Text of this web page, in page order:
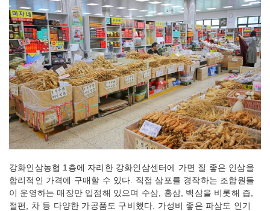
강화인삼농협 1층에 자리한 강화인삼센터에 가면 질 좋은 인삼을
합리적인 가격에 구매할 수 있다. 직접 삼포를 경작하는 조합원들
이 운영하는 매장만 입점해 있으며 수삼, 홍삼, 백삼을 비롯해 즙,
절편, 차 등 다양한 가공품도 구비했다. 가성비 좋은 파삼도 인기